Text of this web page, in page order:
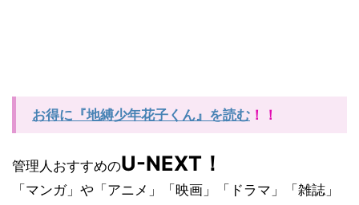
お得に『地縛少年花子くん』を読む ！！
管理人おすすめのU-NEXT ！
「マンガ」や「アニメ」「映画」「ドラマ」「雑誌」